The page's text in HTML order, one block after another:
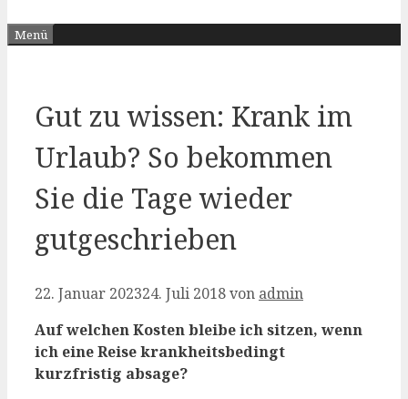
Menü
Gut zu wissen: Krank im
Urlaub? So bekommen
Sie die Tage wieder
gutgeschrieben
22. Januar 202324. Juli 2018von admin
Auf welchen Kosten bleibe ich sitzen, wenn
ich eine Reise krankheitsbedingt
kurzfristig absage?